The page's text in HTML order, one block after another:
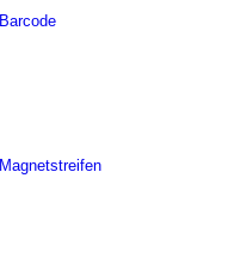
Barcode
Magnetstreifen